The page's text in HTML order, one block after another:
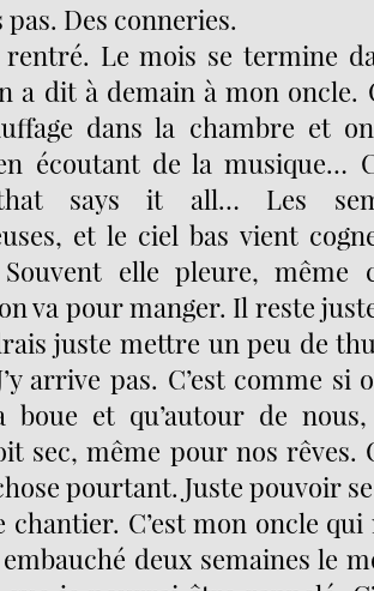
pas. Des conneries.
Le mois se termine
a dit à demain à mon oncle.
dans la chambre et
écoutant de la musique…
says it all… Les
et le ciel bas vient
elle pleure, même
va pour manger. Il reste
juste mettre un peu de
arrive pas. C’est comme si
boue et qu’autour de
sec, même pour nos rêves.
pourtant. Juste pouvoir
chantier. C’est mon oncle qui
embauché deux semaines le